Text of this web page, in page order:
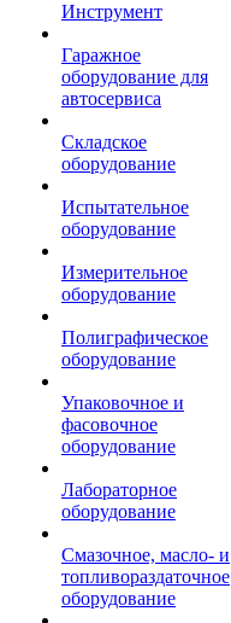
Инструмент
Гаражное
оборудование для
автосервиса
Складское
оборудование
Испытательное
оборудование
Измерительное
оборудование
Полиграфическое
оборудование
Упаковочное и
фасовочное
оборудование
Лабораторное
оборудование
Смазочное, масло- и
топливораздаточное
оборудование